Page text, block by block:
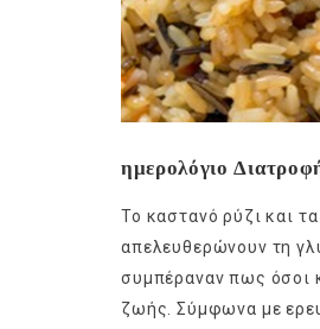
ημερολόγιο
Το καστανό ρύζι και
απελευθερώνουν τη
συμπέραναν πως όσοι
ζωής. Σύμφωνα με